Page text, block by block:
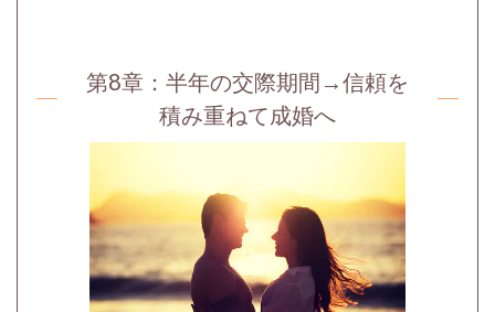
第8章： 半年の交際期間→信頼を
積み重ねて成婚へ